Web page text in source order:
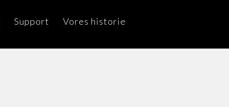
Support Vores historie